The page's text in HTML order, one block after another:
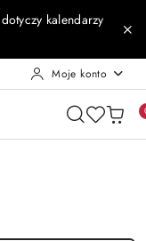
kalendarzy
Moje konto